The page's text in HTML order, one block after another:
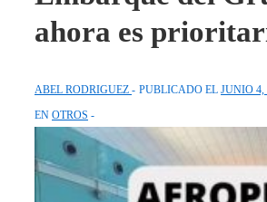
ahora es
ABEL RODRIGUEZ PUBLICADO EL JUNIO 4,
EN OTROS